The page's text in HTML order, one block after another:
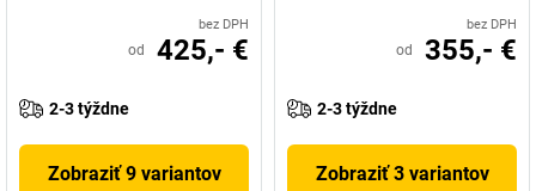
bez DPH
od 425,- €
2-3 týždne
Zobraziť 9 variantov
bez DPH
od 355,- €
2-3 týždne
Zobraziť 3 variantov